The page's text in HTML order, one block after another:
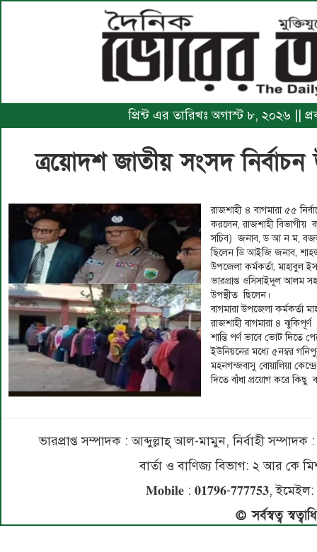
প্রিন্ট এর তারিখঃ অগাস্ট ৮, ২০২৬ ||
ত্রয়োদশ জাতীয় সংসদ
রাজশাহী ৪ বাগমারা ৫৫
করলেন, রাজশাহী বিভাগীয়
সচিব) জনাব, ড আ ন ম,
ছিলেন ডি আইজি জনাব,
উপজেলা কর্মকর্তা, মাহাবুল
ভারপ্রাপ্ত ওসিসাইদুল আলম সহ
উপস্থীত ছিলেন।
বাগমারা উপজেলা কর্মকর্তা
রাজশাহী বাগমারা ৪
শান্তি পর্ণ ভাবে ভোট দিতে
ইউনিয়নের মধ্যে ৫নম্বর
মহনগন্জবাসু বোয়ালিয়া
দিতে বাঁধা প্রয়োগ করে কিছু
ভারপ্রাপ্ত সম্পাদক : আব্দুল্লাহ্ আল-মামুন, নির্বাহী
বার্তা ও বাণিজ্য বিভাগ: ২ আর কে
𝐌𝐨𝐛𝐢𝐥𝐞 : 𝟎𝟏𝟕𝟗𝟔-𝟕𝟕𝟕𝟕𝟓𝟑,
© সর্বস্বত্ব